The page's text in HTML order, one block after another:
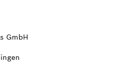
GmbH